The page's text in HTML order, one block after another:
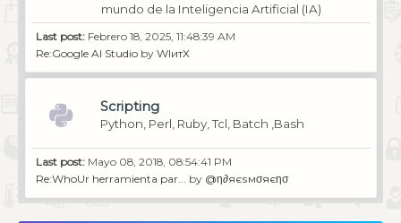
mundo de la Inteligencia Artificial (IA)
Last post: Febrero 18, 2025, 11:48:39 AM
Re:Google AI Studioby WIитX
Scripting
Python, Perl, Ruby, Tcl, Batch ,Bash
Last post: Mayo 08, 2018, 08:54:41 PM
Re:WhoUr herramienta par...
by @η∂яєѕмσяєησ